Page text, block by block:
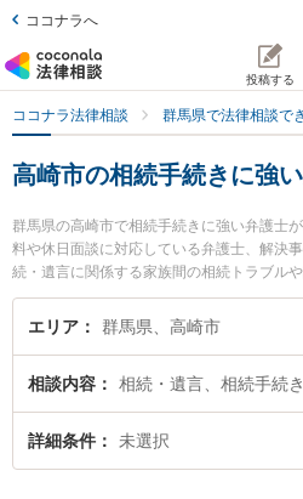
ココナラへ
投稿する
ココナラ法律相談 群馬県で法律相談で
高崎市の相続手続きに強
群馬県の高崎市で相続手続きに強い弁護士
料や休日面談に対応している弁護士、解決
続・遺言に関係する家族間の相続トラブル
な分野での絞り込み検索もでき便利です。
弁護士や白木蓮法律事務所の宮森 惣平弁護
たい』『相続手続きのトラブル解決の実績
『初回相談無料で相続手続きを法律相談で
たい』などでお困りの相談者さんにおすすめ
エリア 群馬県、高崎市
相談内容 相続・遺言、相続手続き
詳細条件 未選択